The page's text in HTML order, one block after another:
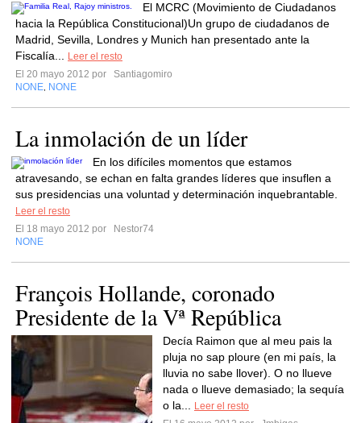
El MCRC (Movimiento de Ciudadanos
hacia la República Constitucional)Un grupo de ciudadanos de
Madrid, Sevilla, Londres y Munich han presentado ante la
Fiscalía...
Leer el resto
El 20 mayo 2012 por
Santiagomiro
NONE NONE
La inmolación de un líder
En los difíciles momentos que estamos
atravesando, se echan en falta grandes líderes que insuflen a
sus presidencias una voluntad y determinación inquebrantable.
Leer el resto
El 18 mayo 2012 por
Nestor74
NONE
François Hollande, coronado
Presidente de la Vª República
Decía Raimon que al meu pais la
pluja no sap ploure (en mi país, la
lluvia no sabe llover). O no llueve
nada o llueve demasiado; la sequía
o la...
Leer el resto